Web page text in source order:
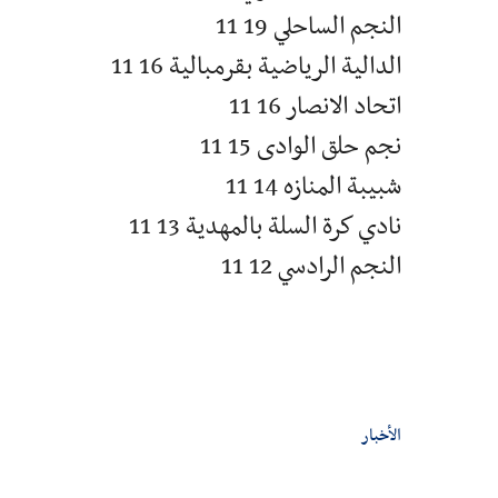
النجم الساحلي 19 11
الدالية الرياضية بقرمبالية 16 11
اتحاد الانصار 16 11
نجم حلق الوادى 15 11
شبيبة المنازه 14 11
نادي كرة السلة بالمهدية 13 11
النجم الرادسي 12 11
الأخبار